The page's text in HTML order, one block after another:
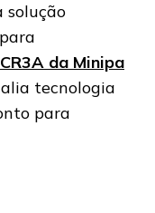
solução
CR3A da Minipa
tecnologia
para